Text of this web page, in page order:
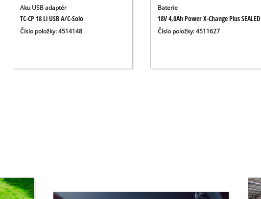
Aku USB adaptér
TC-CP 18 Li USB A/C-Solo
Číslo položky: 4514148
Baterie
18V 4,0Ah Power X-Change Plus SEALED
Číslo položky: 4511627